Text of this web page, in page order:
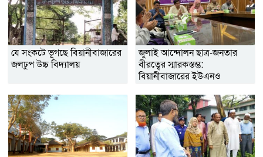
যে সংকটে ভূগছে বিয়ানীবাজারের
জলঢুপ উচ্চ বিদ্যালয়
জুলাই আন্দোলন ছাত্র-জনতার
বীরত্বের স্মারকস্তম্ভ:
বিয়ানীবাজারের ইউএনও